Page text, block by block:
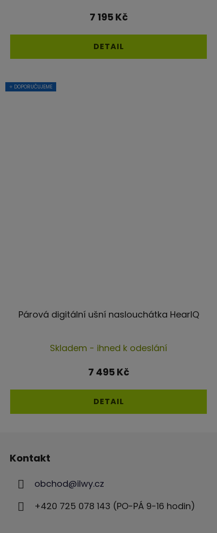
produktu
5,0
z
7 195 Kč
DETAIL
⭐ DOPORUČUJEME
Párová digitální ušní naslouchátka HearIQ
hodnocení
produktu
5,0
z
Skladem - ihned k odeslání
7 495 Kč
DETAIL
Kontakt
obchod@ilwy.cz
+420 725 078 143 (PO-PÁ 9-16 hodin)